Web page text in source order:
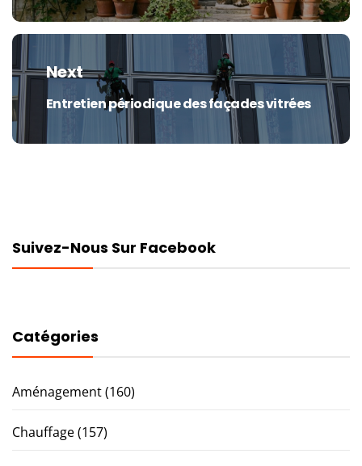
Next
Next
post:
Entretien périodique des façades vitrées
Suivez-Nous Sur Facebook
Catégories
Aménagement(160)
Chauffage(157)